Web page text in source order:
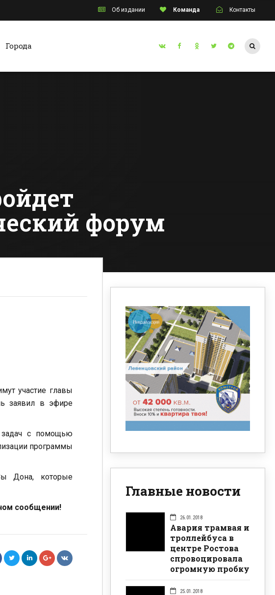
Об издании Команда Контакты
Города
форум
участие главы
заявил в эфире
задач с помощью
программы
Дона, которые
сообщении!
Главные новости
26.01.2018
Авария трамвая и
троллейбуса в
центре Ростова
спровоцировала
огромную пробку
25.01.2018